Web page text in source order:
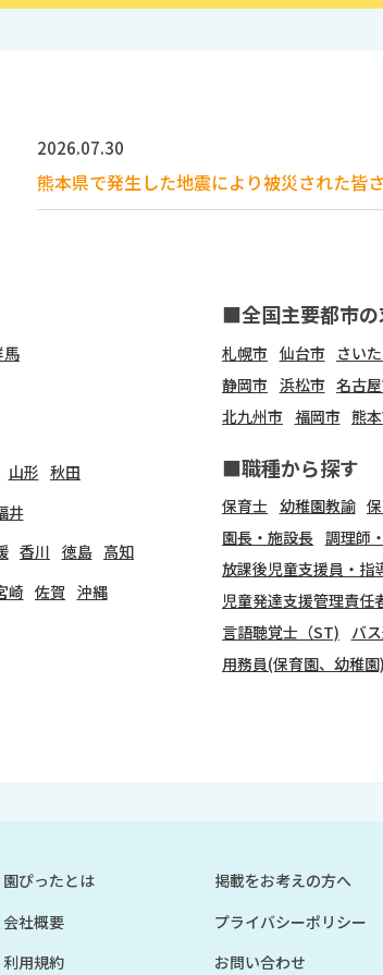
2026.07.30
熊本県で発生した地震により被災された皆
馬
山形 秋田
井
香川 徳島 高知
崎 佐賀 沖縄
■全国主要都市の
札幌市 仙台市 さい
静岡市 浜松市 名古
北九州市 福岡市 熊
■職種から探す
保育士 幼稚園教諭
園長・施設長 調理師
放課後児童支援員・指
児童発達支援管理責任
言語聴覚士（ST)
バ
用務員(保育園、幼稚園)
園ぴったとは
掲載をお考えの方へ
会社概要
プライバシーポリシー
利用規約
お問い合わせ